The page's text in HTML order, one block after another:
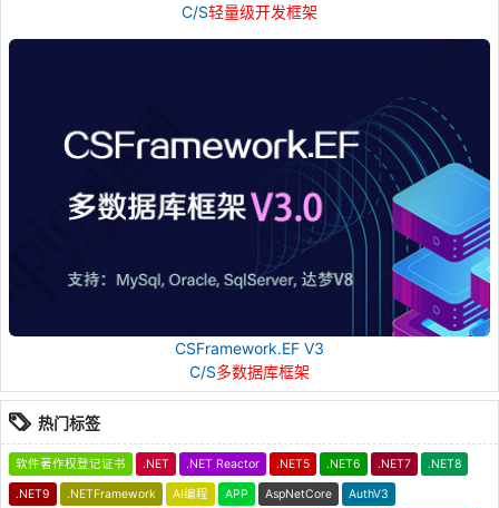
C/S轻量级开发框架
CSFramework.EF V3
C/S多数据库框架
热门标签
软件著作权登记证书 .NET .NET Reactor .NET5 .NET6 .NET7 .NET8
.NET9 .NETFramework AI编程 APP AspNetCore AuthV3